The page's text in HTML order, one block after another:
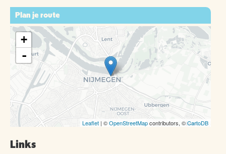
Plan je route
+
-
Leaflet | ©OpenStreetMapcontributors, ©CartoDB
Links